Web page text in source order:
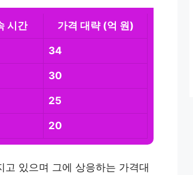
시간 가격 대략 (억 원)
34
30
25
20
있으며 그에 상응하는 가격대